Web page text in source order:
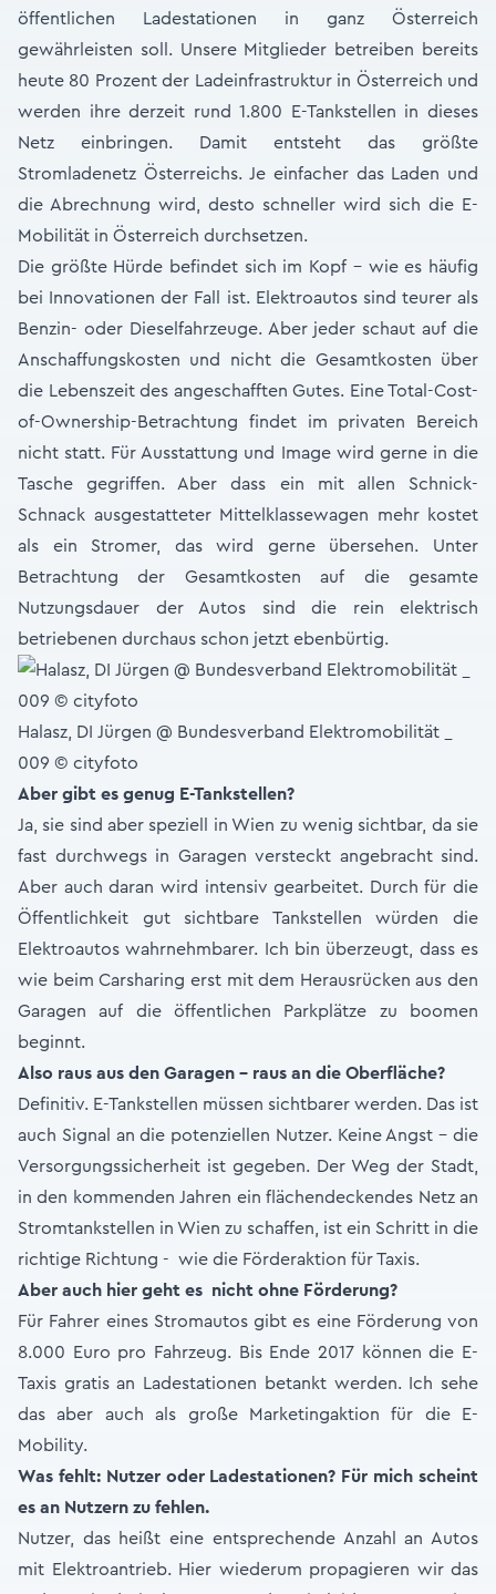
öffentlichen Ladestationen in ganz Österreich
gewährleisten soll. Unsere Mitglieder betreiben bereits
heute 80 Prozent der Ladeinfrastruktur in Österreich und
werden ihre derzeit rund 1.800 E-Tankstellen in dieses
Netz einbringen. Damit entsteht das größte
Stromladenetz Österreichs. Je einfacher das Laden und
die Abrechnung wird, desto schneller wird sich die E-
Mobilität in Österreich durchsetzen.
Die größte Hürde befindet sich im Kopf – wie es häufig
bei Innovationen der Fall ist. Elektroautos sind teurer als
Benzin- oder Dieselfahrzeuge. Aber jeder schaut auf die
Anschaffungskosten und nicht die Gesamtkosten über
die Lebenszeit des angeschafften Gutes. Eine Total-Cost-
of-Ownership-Betrachtung findet im privaten Bereich
nicht statt. Für Ausstattung und Image wird gerne in die
Tasche gegriffen. Aber dass ein mit allen Schnick-
Schnack ausgestatteter Mittelklassewagen mehr kostet
als ein Stromer, das wird gerne übersehen. Unter
Betrachtung der Gesamtkosten auf die gesamte
Nutzungsdauer der Autos sind die rein elektrisch
betriebenen durchaus schon jetzt ebenbürtig.
Halasz, DI Jürgen @ Bundesverband Elektromobilität _
009 © cityfoto
Aber gibt es genug E-Tankstellen?
Ja, sie sind aber speziell in Wien zu wenig sichtbar, da sie
fast durchwegs in Garagen versteckt angebracht sind.
Aber auch daran wird intensiv gearbeitet. Durch für die
Öffentlichkeit gut sichtbare Tankstellen würden die
Elektroautos wahrnehmbarer. Ich bin überzeugt, dass es
wie beim Carsharing erst mit dem Herausrücken aus den
Garagen auf die öffentlichen Parkplätze zu boomen
beginnt.
Also raus aus den Garagen – raus an die Oberfläche?
Definitiv. E-Tankstellen müssen sichtbarer werden. Das ist
auch Signal an die potenziellen Nutzer. Keine Angst – die
Versorgungssicherheit ist gegeben. Der Weg der Stadt,
in den kommenden Jahren ein flächendeckendes Netz an
Stromtankstellen in Wien zu schaffen, ist ein Schritt in die
richtige Richtung - wie die Förderaktion für Taxis.
Aber auch hier geht es nicht ohne Förderung?
Für Fahrer eines Stromautos gibt es eine Förderung von
8.000 Euro pro Fahrzeug. Bis Ende 2017 können die E-
Taxis gratis an Ladestationen betankt werden. Ich sehe
das aber auch als große Marketingaktion für die E-
Mobility.
Was fehlt: Nutzer oder Ladestationen? Für mich scheint
es an Nutzern zu fehlen.
Nutzer, das heißt eine entsprechende Anzahl an Autos
mit Elektroantrieb. Hier wiederum propagieren wir das